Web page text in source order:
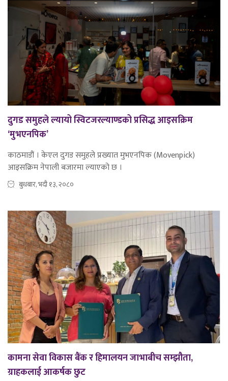
दुगड समुहले ल्यायो स्विटजरल्याण्डको प्रसिद्ध आइसक्रिम
‘मुभएनपिक’
काठमाडौं । केएल दुगड समुहले प्रख्यात मुभएनपिक (Movenpick)
आइसक्रिम नेपाली बजारमा ल्याएको छ ।
बुधबार, भदौ १३, २०८०
कामना सेवा विकास बैंक र हिमालयन जाभाबीच सम्झौता,
ग्राहकलाई आकर्षक छुट